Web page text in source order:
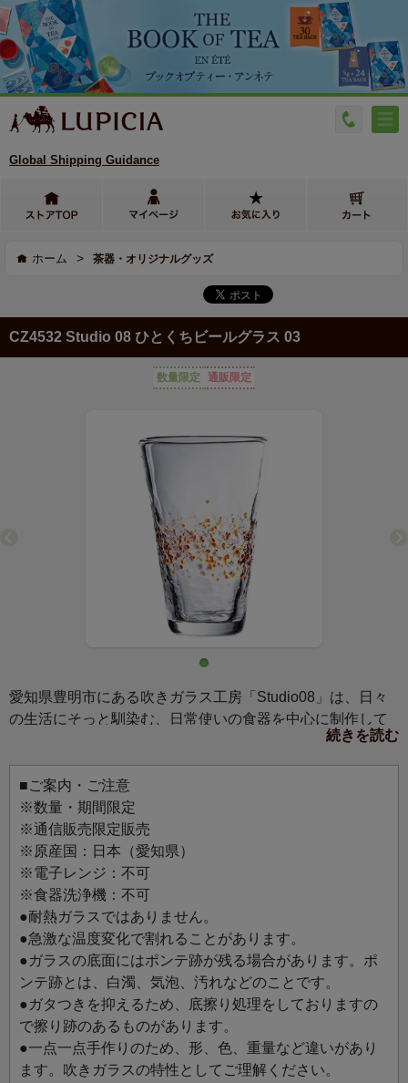
Global Shipping Guidance
ホーム > 茶器・オリジナルグッズ
CZ4532 Studio 08 ひとくちビールグラス 03
数量限定 通販限定
愛知県豊明市にある吹きガラス工房「Studio08」は、日々
の生活にそっと馴染む、日常使いの食器を中心に制作して
毎日のお茶やお酒を楽しむ時間をちょっと贅沢な気分にし
てくれる、グラスたち。
カラフルな模様が施されたグラスには、色の美しいお茶を
組み合わせて楽しむのもおすすめです。
続きを読む
■ご案内・ご注意
※数量・期間限定
※通信販売限定販売
※原産国：日本（愛知県）
※電子レンジ：不可
※食器洗浄機：不可
●耐熱ガラスではありません。
●急激な温度変化で割れることがあります。
●ガラスの底面にはポンテ跡が残る場合があります。ポ
ンテ跡とは、白濁、気泡、汚れなどのことです。
●ガタつきを抑えるため、底擦り処理をしておりますの
で擦り跡のあるものがあります。
●一点一点手作りのため、形、色、重量など違いがあり
ます。吹きガラスの特性としてご理解ください。